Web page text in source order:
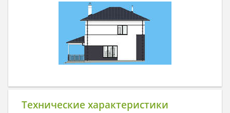
Технические характеристики